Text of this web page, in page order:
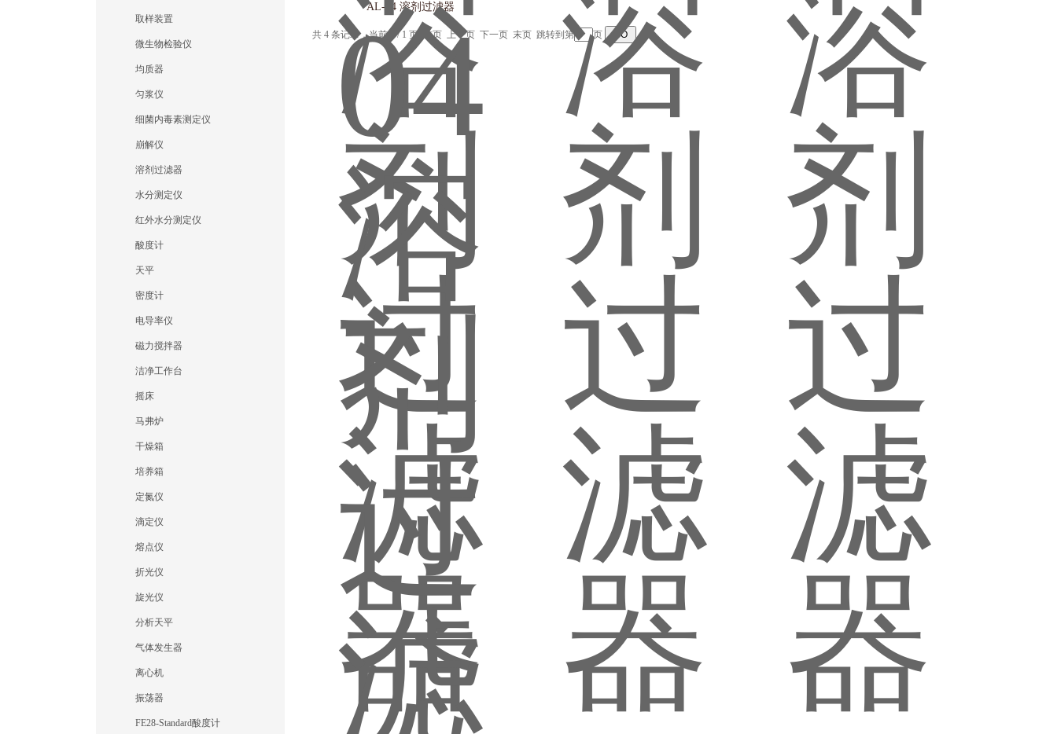
取样装置
微生物检验仪
均质器
匀浆仪
细菌内毒素测定仪
崩解仪
溶剂过滤器
水分测定仪
红外水分测定仪
酸度计
天平
密度计
电导率仪
磁力搅拌器
洁净工作台
摇床
马弗炉
干燥箱
培养箱
定氮仪
滴定仪
熔点仪
折光仪
旋光仪
分析天平
气体发生器
离心机
振荡器
FE28-Standard酸度计
AL-04 溶剂过滤器
共 4 条记录，当前 1 / 1 页 首页 上一页 下一页 末页 跳转到第 页